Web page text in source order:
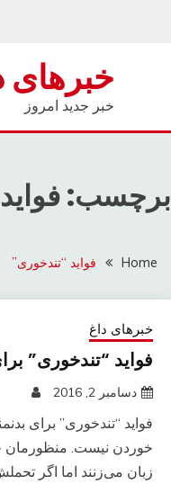
خبرهای
خبر جدید امروز
برچسب:
Home فواید “تندخوری”
خبرهای داغ
فواید “تندخوری”
دسامبر 2, 2016
فواید “تندخوری” برای
خوردن نیست. منظورمان
زبان می‌زنند اما اگر